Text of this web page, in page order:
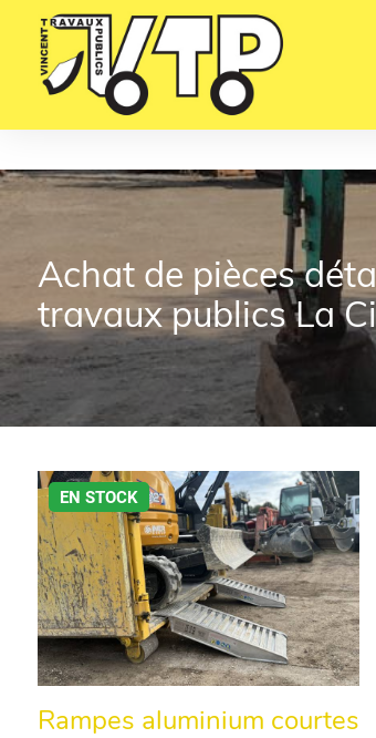
Achat de pièces
travaux publics La
EN STOCK
Rampes aluminium courtes
Panneau de gestion des cookies